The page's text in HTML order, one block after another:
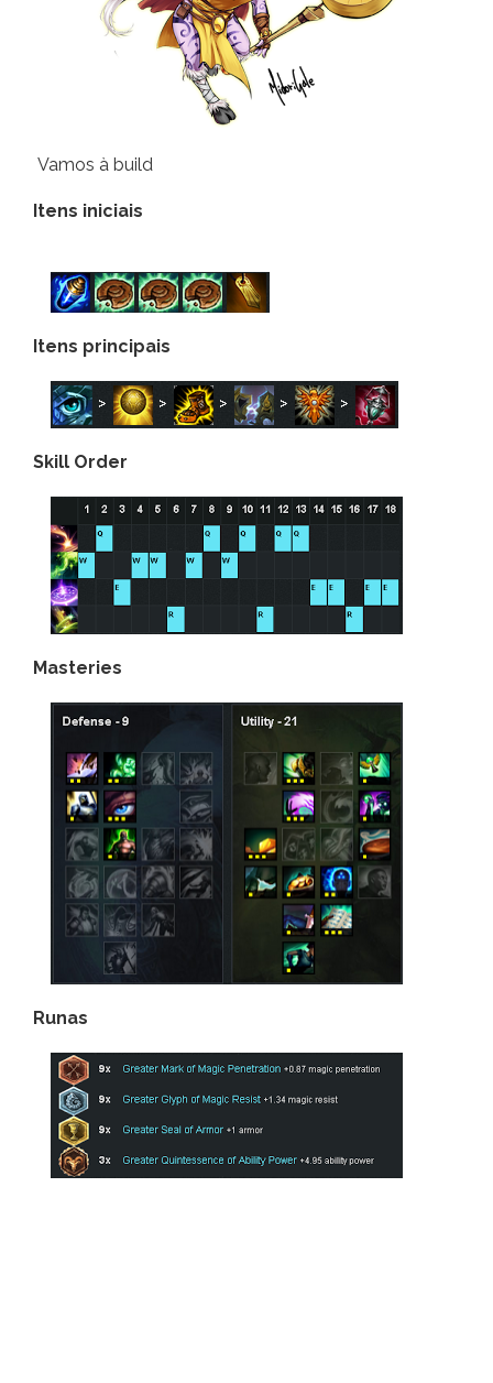
Vamos à build
Itens iniciais
Itens principais
Skill Order
Masteries
Runas